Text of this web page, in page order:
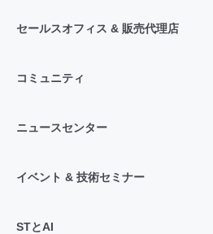
セールスオフィス & 販売代理店
コミュニティ
ニュースセンター
イベント & 技術セミナー
STとAI